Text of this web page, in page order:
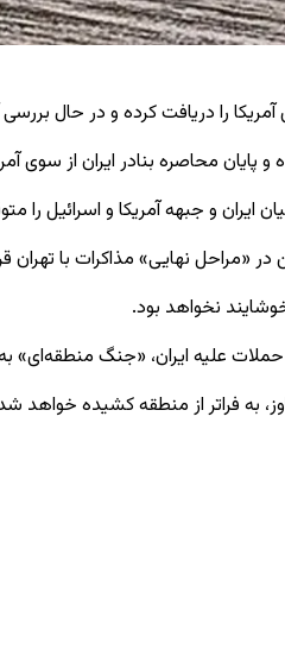
آمریکا را دریافت کرده و در حال
محاصره بنادر ایران از سوی
«مراحل نهایی» مذاکرات با تهران
نخواهد بود.
علیه ایران، «جنگ منطقه‌ای»
به فراتر از منطقه کشیده خواهد